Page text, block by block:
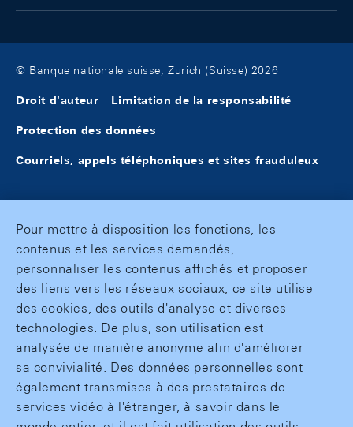
© Banque nationale suisse, Zurich (Suisse) 2026
Droit d'auteur Limitation de la responsabilité
Protection des données
Courriels, appels téléphoniques et sites frauduleux
Pour mettre à disposition les fonctions, les
contenus et les services demandés,
personnaliser les contenus affichés et proposer
des liens vers les réseaux sociaux, ce site utilise
des cookies, des outils d'analyse et diverses
technologies. De plus, son utilisation est
analysée de manière anonyme afin d'améliorer
sa convivialité. Des données personnelles sont
également transmises à des prestataires de
services vidéo à l'étranger, à savoir dans le